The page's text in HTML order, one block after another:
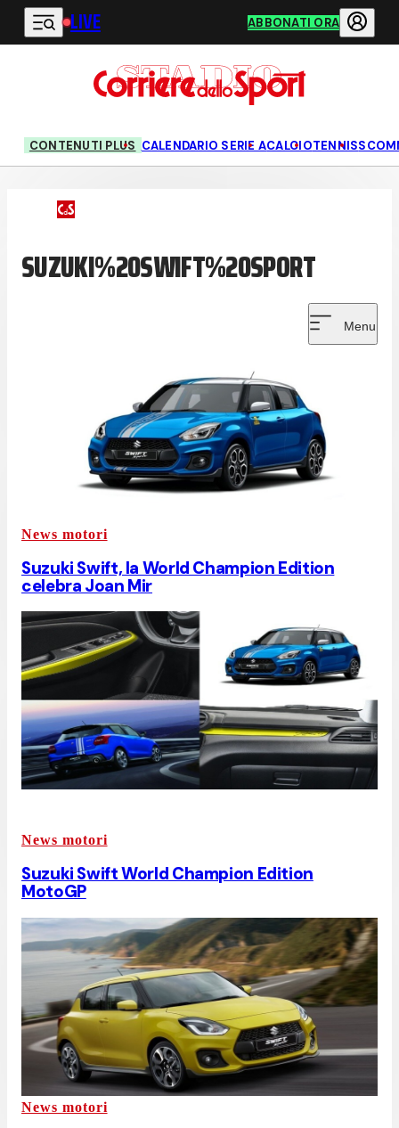
Vai al contenuto principale
LIVE ABBONATI ORA
CONTENUTI PLUS CALENDARIO SERIE ACALCIOTENNIS
SUZUKI%20SWIFT%20SPORT
Menu
News motori
Suzuki Swift, la World Champion Edition
celebra Joan Mir
News motori
Suzuki Swift World Champion Edition
MotoGP
News motori